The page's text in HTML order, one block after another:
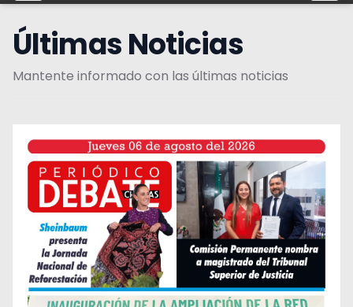
Últimas Noticias
Mantente informado con las últimas noticias